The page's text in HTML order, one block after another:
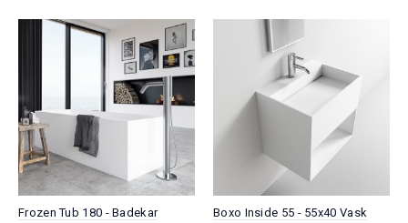
Frozen Tub 180 - Badekar
Boxo Inside 55 - 55x40 Vask